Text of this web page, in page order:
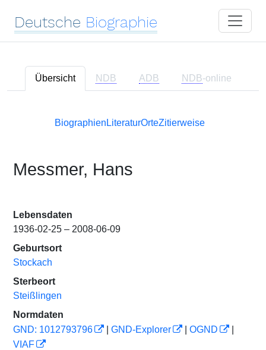
Deutsche Biographie
Übersicht NDB ADB NDB-online
Biographien LiteraturOrteZitierweise
Messmer, Hans
Lebensdaten
1936-02-25 – 2008-06-09
Geburtsort
Stockach
Sterbeort
Steißlingen
Normdaten
GND: 1012793796
GND-Explorer OGND
VIAF